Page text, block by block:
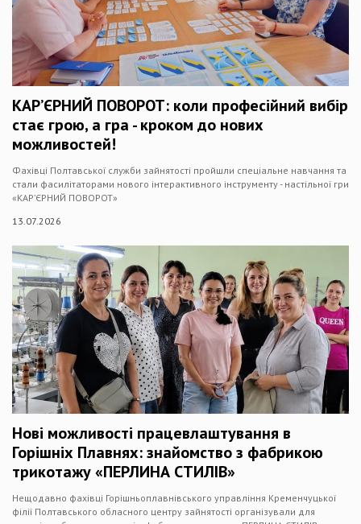
КАР’ЄРНИЙ ПОВОРОТ: коли професійний вибір
стає грою, а гра - кроком до нових
можливостей!
Фахівці Полтавської служби зайнятості пройшли спеціальне навчання та
стали фасилітаторами нового інтерактивного інструменту - настільної гри
«КАР’ЄРНИЙ ПОВОРОТ»
13.07.2026
Нові можливості працевлаштування в
Горішніх Плавнях: знайомство з фабрикою
трикотажу «ПЕРЛИНА СТИЛІВ»
Нещодавно фахівці Горішньоплавнівського управління Кременчуцької
філії Полтавського обласного центру зайнятості організували для